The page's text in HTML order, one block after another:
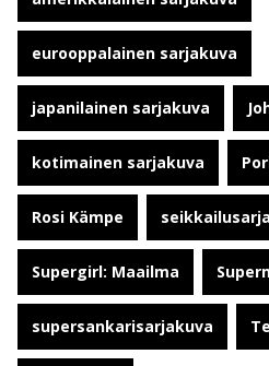
eurooppalainen sarjakuva
japanilainen sarjakuva
kotimainen sarjakuva
Rosi Kämpe
Supergirl: Maailma
supersankarisarjakuva